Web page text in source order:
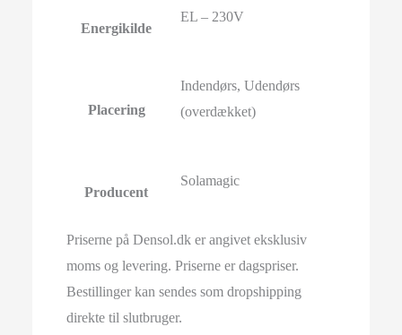
Energikilde
EL – 230V
Placering
Indendørs, Udendørs
(overdækket)
Producent
Solamagic
Priserne på Densol.dk er angivet eksklusiv
moms og levering. Priserne er dagspriser.
Bestillinger kan sendes som dropshipping
direkte til slutbruger.